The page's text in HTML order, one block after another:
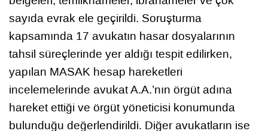
sayıda evrak ele geçirildi. Soruşturma
kapsamında 17 avukatın hasar dosyalarının
tahsil süreçlerinde yer aldığı tespit edilirken,
yapılan MASAK hesap hareketleri
incelemelerinde avukat A.A.’nın örgüt adına
hareket ettiği ve örgüt yöneticisi konumunda
bulunduğu değerlendirildi. Diğer avukatların ise